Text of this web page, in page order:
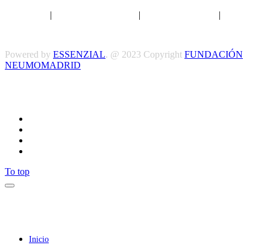
| | |
Powered by ESSENZIAL. @ 2023 Copyright FUNDACIÓN
NEUMOMADRID
To top
Inicio